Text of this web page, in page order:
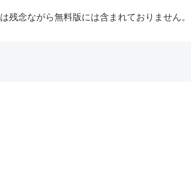
念ながら無料版には含まれておりません。